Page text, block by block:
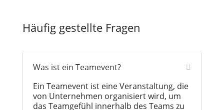
Häufig gestellte Fragen
Was ist ein Teamevent?
Ein Teamevent ist eine Veranstaltung, die
von Unternehmen organisiert wird, um
das Teamgefühl innerhalb des Teams zu